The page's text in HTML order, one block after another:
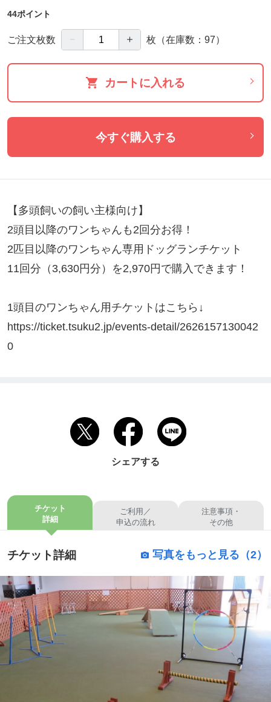
44ポイント
ご注文枚数 － ＋ 枚 （在庫数：97）
カートに入れる
今すぐ購入する
【多頭飼いの飼い主様向け】
2頭目以降のワンちゃんも2回分お得！
2匹目以降のワンちゃん専用ドッグランチケット
11回分（3,630円分）を2,970円で購入できます！
1頭目のワンちゃん用チケットはこちら↓
https://ticket.tsuku2.jp/events-detail/2626157130042
0
シェアする
チケット
詳細
ご利用／
申込の流れ
注意事項・
その他
チケット詳細 写真をもっと見る（2）